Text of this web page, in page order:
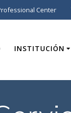
Center
INSTITUCIÓN